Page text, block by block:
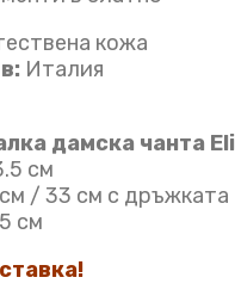
кожа
Италия
дамска чанта
см
/ 33 см с дръжката
см